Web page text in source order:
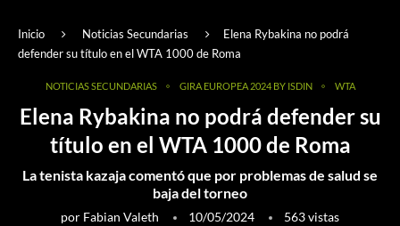
Inicio Noticias Secundarias
Elena Rybakina no podrá
defender su título en el WTA 1000 de Roma
NOTICIAS SECUNDARIAS GIRA EUROPEA 2024 BY ISDIN WTA
Elena Rybakina no podrá defender su
título en el WTA 1000 de Roma
La tenista kazaja comentó que por problemas de salud se
baja del torneo
por Fabian Valeth 10/05/2024 563vistas